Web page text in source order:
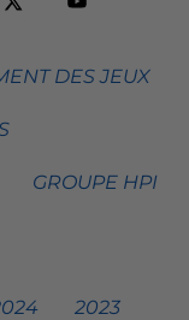
DES JEUX
GROUPE HPI
2023